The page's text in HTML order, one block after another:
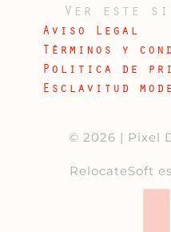
Ver este
Aviso Legal
Términos y
Politica de
Esclavitud
© 2026 | Pixel
RelocateSoft